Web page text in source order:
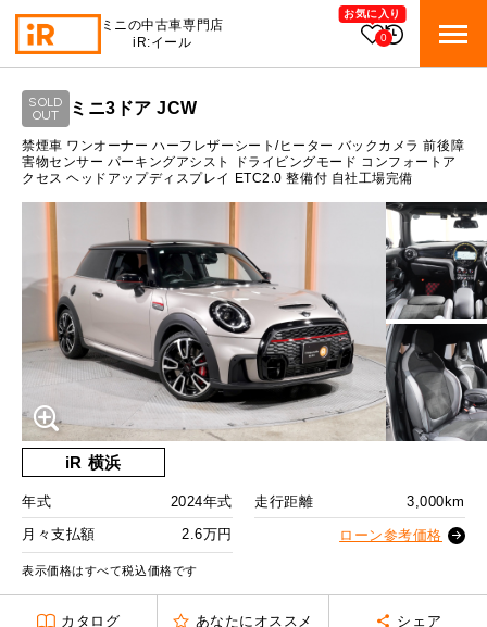
ミニの中古車専門店
iR:イール
お気に入り
0
BMW MINI BMWミニ 在庫検索
ROVER MINI ローバーミニ 在庫検索
TRADE 買取
TOP
iRの買取が他社よりも高い理由
売却手順
必要書類
iRで愛車を売却されたお客様の声
BMWミニ買取査定依頼
ローバーミニ買取査定依頼
MAINTENANCE メンテナンス
TOP
BMWミニ メンテナンス
ローバーミニ メンテナンス
最近の修理実績
BLOG & MEDIA ブログ＆メディア
TOP
スタッフブログ
User's Voice 購入者様の声
MINI KNOWLEDGE ミニナレッジ
BMWミニナレッジ
ローバーミニナレッジ
ABOUT iR iRについて
会社概要
RECRUIT 採用情報
営業時間
10:00～18:00
定休日
月曜日（祝日の場合は火曜日）
月々支払額 3.6
総支払額 489.9 万円
頭金 50 万円
支払回数 84 回
ボーナス支払回数/年 2 回
内訳
2回目以降 35,700 円
ボーナス月追加額 円
SOLD
OUT
ミニ3ドア JCW
禁煙車 ワンオーナー ハーフレザーシート/ヒーター バックカメラ 前後障
害物センサー パーキングアシスト ドライビングモード コンフォートア
クセス ヘッドアップディスプレイ ETC2.0 整備付 自社工場完備
iR 横浜
年式 2024年式 走行距離
3,000km
月々支払額
2.6万円 ローン参考価格
表示価格はすべて税込価格です
カタログ あなたにオススメ シェア